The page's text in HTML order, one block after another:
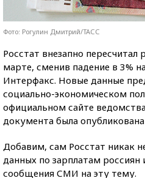
Фото: Рогулин Дмитрий/ТАСС
Росстат внезапно пересчитал
марте, сменив падение в 3%
Интерфакс. Новые данные
социально-экономическом
официальном сайте
документа была
Добавим, сам Росстат никак
данных по зарплатам
сообщения СМИ на эту тему.